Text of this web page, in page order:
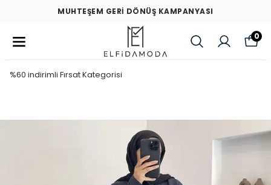
MUHTEŞEM GERİ DÖNÜŞ KAMPANYASI
0
%60 indirimli Fırsat Kategorisi